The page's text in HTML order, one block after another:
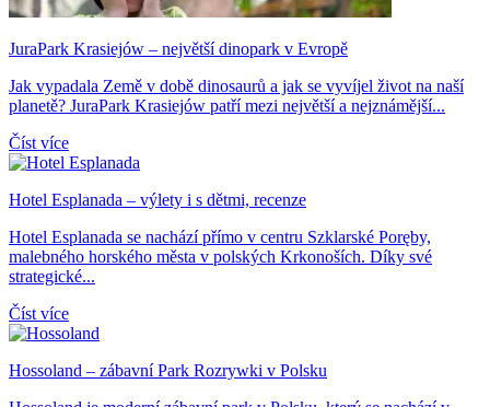
JuraPark Krasiejów – největší dinopark v Evropě
Jak vypadala Země v době dinosaurů a jak se vyvíjel život na naší
planetě? JuraPark Krasiejów patří mezi největší a nejznámější...
Číst více
Hotel Esplanada – výlety i s dětmi, recenze
Hotel Esplanada se nachází přímo v centru Szklarské Poręby,
malebného horského města v polských Krkonoších. Díky své
strategické...
Číst více
Hossoland – zábavní Park Rozrywki v Polsku